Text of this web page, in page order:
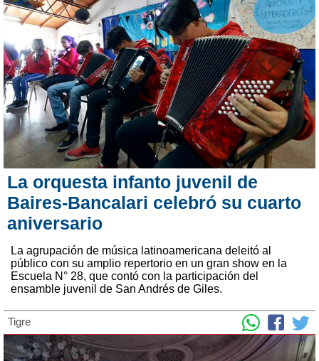
La orquesta infanto juvenil de
Baires-Bancalari celebró su cuarto
aniversario
La agrupación de música latinoamericana deleitó al
público con su amplio repertorio en un gran show en la
Escuela N° 28, que contó con la participación del
ensamble juvenil de San Andrés de Giles.
Tigre